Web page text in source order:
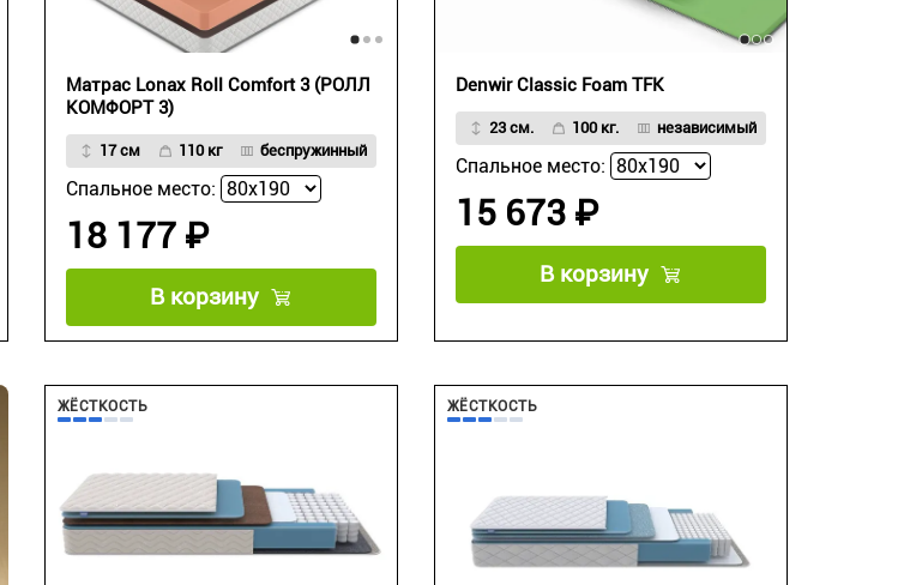
Матрас Lonax Roll Comfort 3 (РОЛЛ
КОМФОРТ 3)
17 см 110 кг беспружинный
Спальное место:
18 177 ₽
В корзину
Denwir Classic Foam TFK
23 см. 100 кг. независимый
Спальное место:
15 673 ₽
В корзину
ЖЁСТКОСТЬ ЖЁСТКОСТЬ